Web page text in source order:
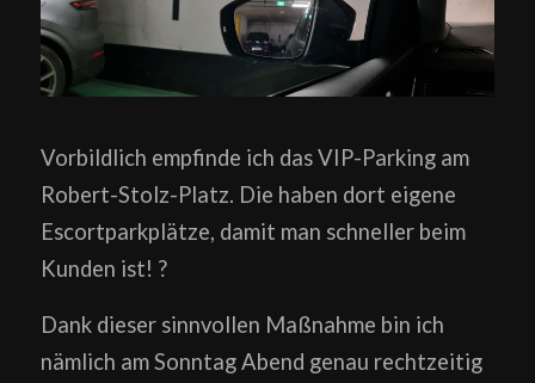
Vorbildlich empfinde ich das VIP-Parking am
Robert-Stolz-Platz. Die haben dort eigene
Escortparkplätze, damit man schneller beim
Kunden ist! ?
Dank dieser sinnvollen Maßnahme bin ich
nämlich am Sonntag Abend genau rechtzeitig